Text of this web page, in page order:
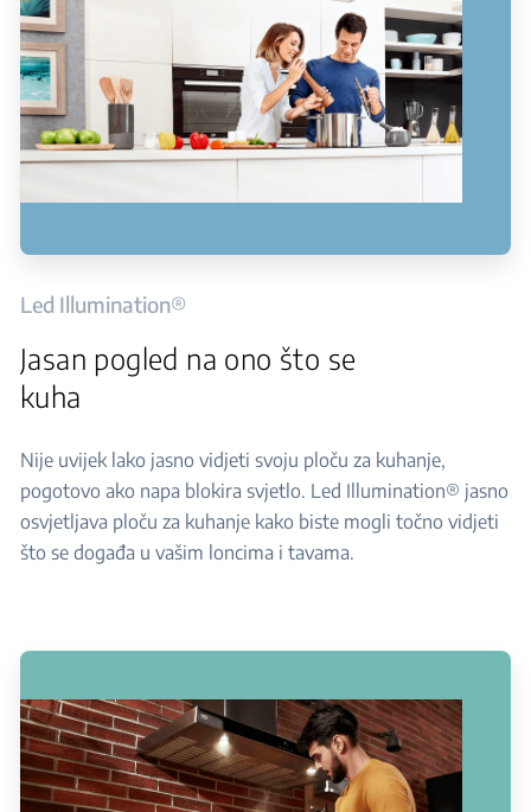
Led Illumination®
Jasan pogled na ono što se
kuha
Nije uvijek lako jasno vidjeti svoju ploču za kuhanje,
pogotovo ako napa blokira svjetlo. Led Illumination® jasno
osvjetljava ploču za kuhanje kako biste mogli točno vidjeti
što se događa u vašim loncima i tavama.